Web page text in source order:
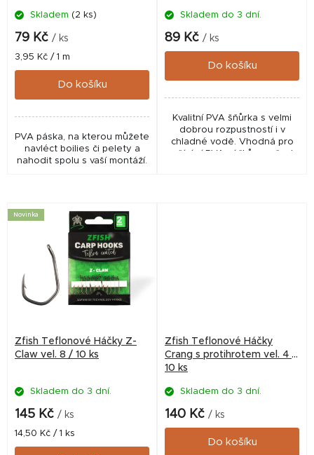
Skladem (2 ks)
79 Kč / ks
Měrná
cena:
3,95 Kč / 1 m
Do košíku
PVA páska, na kterou můžete
navléct boilies či pelety a
nahodit spolu s vaší montáží.
Skladem do 3 dní.
89 Kč / ks
Do košíku
Kvalitní PVA šňůrka s velmi
dobrou rozpustností i v
chladné vodě. Vhodná pro
zašívání PVA sáčků, punčoch
Novinka
Zfish Teflonové Háčky Z-
Claw vel. 8 / 10 ks
Skladem do 3 dní.
145 Kč / ks
Měrná
cena:
14,50 Kč / 1 ks
Zfish Teflonové Háčky
Crang s protihrotem vel. 4 /
10 ks
Skladem do 3 dní.
140 Kč / ks
Do košíku